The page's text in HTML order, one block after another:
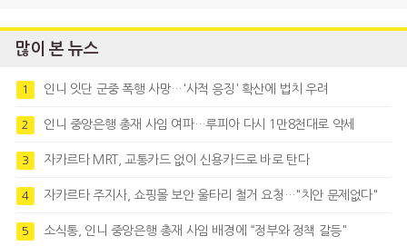
많이 본 뉴스
1 인니 잇단 군중 폭행 사망…'사적 응징' 확산에 법치 우려
2 인니 중앙은행 총재 사임 여파…루피아 다시 1만8천대로 약세
3 자카르타 MRT, 교통카드 없이 신용카드로 바로 탄다
4 자카르타 주지사, 쇼핑몰 보안 울타리 철거 요청…"치안 문제없다"
5 소식통, 인니 중앙은행 총재 사임 배경에 “정부와 정책 갈등"